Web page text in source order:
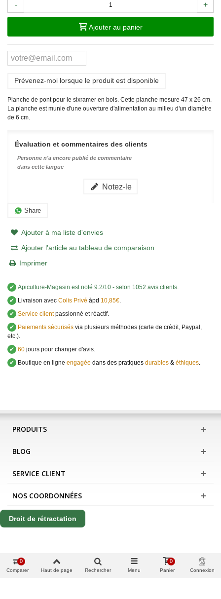
- +
Ajouter au panier
Prévenez-moi lorsque le produit est disponible
Planche de pont pour le sixramer en bois. Cette planche mesure 47 x 26 cm.
La planche est munie d'une ouverture d'alimentation au milieu d'un diamètre
de 6 cm.
Évaluation et commentaires des clients
Personne n'a encore publié de commentaire
dans cette langue
Notez-le
Share
Ajouter à ma liste d'envies
Ajouter l'article au tableau de comparaison
Imprimer
✔ Apiculture-Magasin est noté 9.2/10 - selon 1052 avis clients.
✔
Livraison avec Colis Privé àpd 10,85€.
✔ Service clientpassionné et réactif.
✔
Paiements sécurisés via plusieurs méthodes (carte de crédit, Paypal,
etc.).
✔ 60 jours pour changer d'avis.
✔
Boutique en ligne engagée dans des pratiques durables & éthiques.
PRODUITS
BLOG
SERVICE CLIENT
NOS COORDONNÉES
Droit de rétractation
Comparer
0
Haut de page Rechercher Menu Panier
0
Connexion